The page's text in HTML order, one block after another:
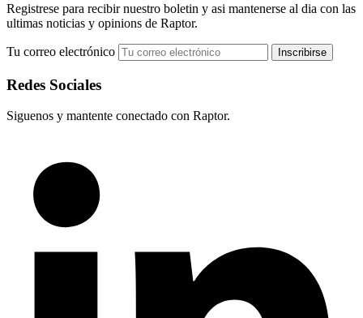
Registrese para recibir nuestro boletin y asi mantenerse al dia con las
ultimas noticias y opinions de Raptor.
Tu correo electrónico
Redes Sociales
Siguenos y mantente conectado con Raptor.